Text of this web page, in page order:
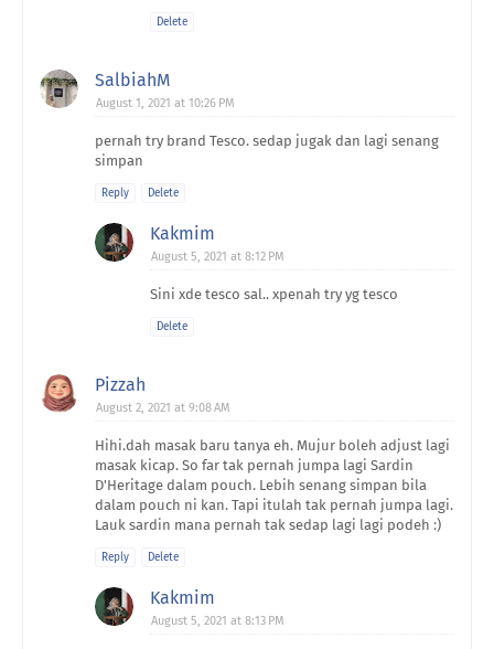
Delete
SalbiahM
August 1, 2021 at 10:26 PM
pernah try brand Tesco. sedap jugak dan lagi senang
simpan
Reply Delete
Kakmim
August 5, 2021 at 8:12 PM
Sini xde tesco sal.. xpenah try yg tesco
Delete
Pizzah
August 2, 2021 at 9:08 AM
Hihi.dah masak baru tanya eh. Mujur boleh adjust lagi
masak kicap. So far tak pernah jumpa lagi Sardin
D'Heritage dalam pouch. Lebih senang simpan bila
dalam pouch ni kan. Tapi itulah tak pernah jumpa lagi.
Lauk sardin mana pernah tak sedap lagi lagi podeh :)
Reply Delete
Kakmim
August 5, 2021 at 8:13 PM